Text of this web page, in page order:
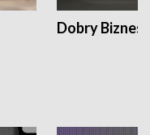
Dobry Biznes